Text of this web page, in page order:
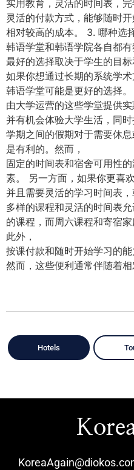
实用教育，灵活的时间表，
灵活的付款方式，能够随时
相对较高的成本。 3. 哪种选
韩语学堂和韩语学院各自都有
最好的选择取决于学生的目标
如果你想通过长期的系统学术
韩语学堂可能是更好的选择。
由大学运营的这些学堂提供实
并有机会体验大学生活，同
学期之间的假期对于需要休
是有利的。然而，
固定的时间表和宿舍可用性
素。 另一方面，如果你更喜
并且需要灵活的学习时间表，
多样的课程和灵活的时间表
的课程，而周六课程和寄宿家
此外，
按课付款和随时开始学习的能
然而，这些便利通常伴随着
Hotels